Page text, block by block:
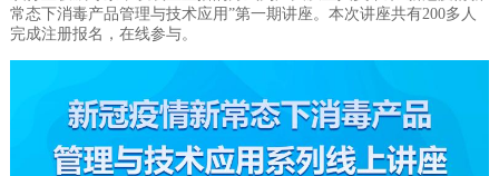
常态下消毒产品管理与技术应用”第一期讲座。本次讲座共有200多人
完成注册报名，在线参与。